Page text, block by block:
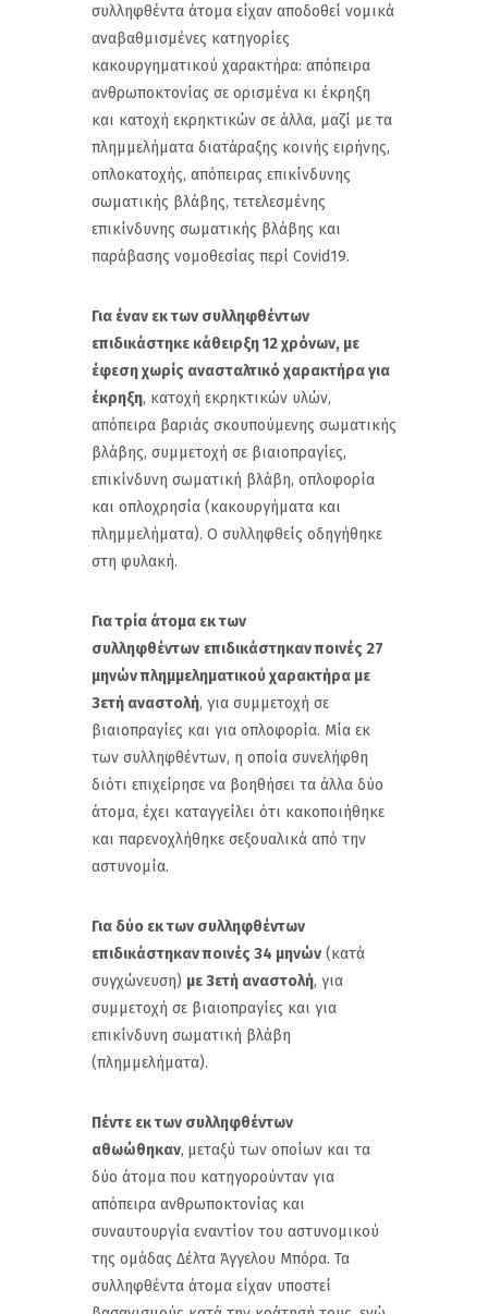
συλληφθέντα άτομα είχαν αποδοθεί νομικά
αναβαθμισμένες κατηγορίες
κακουργηματικού χαρακτήρα: απόπειρα
ανθρωποκτονίας σε ορισμένα κι έκρηξη
και κατοχή εκρηκτικών σε άλλα, μαζί με τα
πλημμελήματα διατάραξης κοινής ειρήνης,
οπλοκατοχής, απόπειρας επικίνδυνης
σωματικής βλάβης, τετελεσμένης
επικίνδυνης σωματικής βλάβης και
παράβασης νομοθεσίας περί Covid19.
Για έναν εκ των συλληφθέντων
επιδικάστηκε κάθειρξη 12 χρόνων, με
έφεση χωρίς ανασταλτικό χαρακτήρα για
έκρηξη, κατοχή εκρηκτικών υλών,
απόπειρα βαριάς σκουπούμενης σωματικής
βλάβης, συμμετοχή σε βιαιοπραγίες,
επικίνδυνη σωματική βλάβη, οπλοφορία
και οπλοχρησία (κακουργήματα και
πλημμελήματα). Ο συλληφθείς οδηγήθηκε
στη φυλακή.
Για τρία άτομα εκ των
συλληφθέντων επιδικάστηκαν ποινές 27
μηνώνπλημμεληματικού χαρακτήρα με
3ετή αναστολή, για συμμετοχή σε
βιαιοπραγίες και για οπλοφορία. Μία εκ
των συλληφθέντων, η οποία συνελήφθη
διότι επιχείρησε να βοηθήσει τα άλλα δύο
άτομα, έχει καταγγείλει ότι κακοποιήθηκε
και παρενοχλήθηκε σεξουαλικά από την
αστυνομία.
Για δύο εκ των συλληφθέντων
επιδικάστηκαν ποινές 34 μηνών (κατά
συγχώνευση) με 3ετή αναστολή, για
συμμετοχή σε βιαιοπραγίες και για
επικίνδυνη σωματική βλάβη
(πλημμελήματα).
Πέντε εκ των συλληφθέντων
αθωώθηκαν, μεταξύ των οποίων και τα
δύο άτομα που κατηγορούνταν για
απόπειρα ανθρωποκτονίας και
συναυτουργία εναντίον του αστυνομικού
της ομάδας Δέλτα Άγγελου Μπόρα. Τα
συλληφθέντα άτομα είχαν υποστεί